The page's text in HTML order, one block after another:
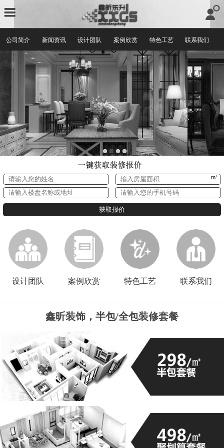
公司简介 新闻资讯 设计团队 案例欣赏 特色工艺 联系我们
m²
设计团队 案例欣赏 特色工艺 联系我们
鑫昕装饰，半包/全包装修套餐